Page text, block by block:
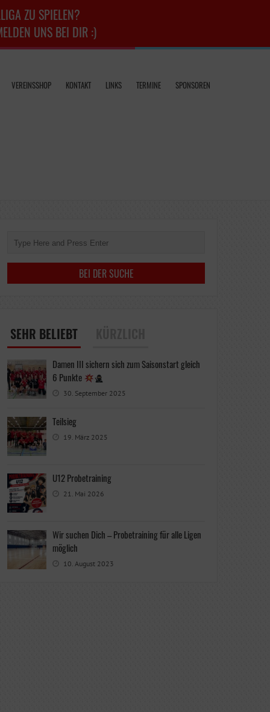
ZU SPIELEN?
UNS BEI DIR :)
VEREINSSHOP KONTAKT LINKS TERMINE SPONSOREN
SEHR BELIEBT
Damen III sichern sich zum Saisonstart gleich
6 Punkte
30. September 2025
Teilsieg
19. März 2025
U12 Probetraining
21. Mai 2026
Wir suchen Dich – Probetraining für alle Ligen
möglich
10. August 2023